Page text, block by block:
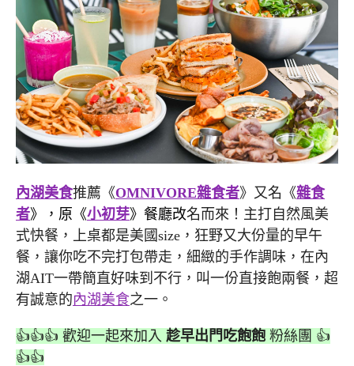
內湖美食推薦《OMNIVORE雜食者》又名《雜食
者》，原《小初芽》餐廳改名而來！主打自然風美
式快餐，上桌都是美國size，狂野又大份量的早午
餐，讓你吃不完打包帶走，細緻的手作調味，在內
湖AIT一帶簡直好味到不行，叫一份直接飽兩餐，超
有誠意的內湖美食之一。
👍👍👍 歡迎一起來加入 趁早出門吃飽飽 粉絲團 👍
👍👍